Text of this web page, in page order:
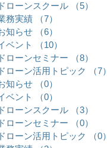
ドローンスクール （5）
務実績
（7）
知らせ
（6）
ベント
（10）
ドローンセミナー
（8）
ドローン活用トピック
（7）
知らせ
（0）
ベント
（0）
ドローンスクール
（3）
ドローンセミナー
（0）
ドローン活用トピック
（0）